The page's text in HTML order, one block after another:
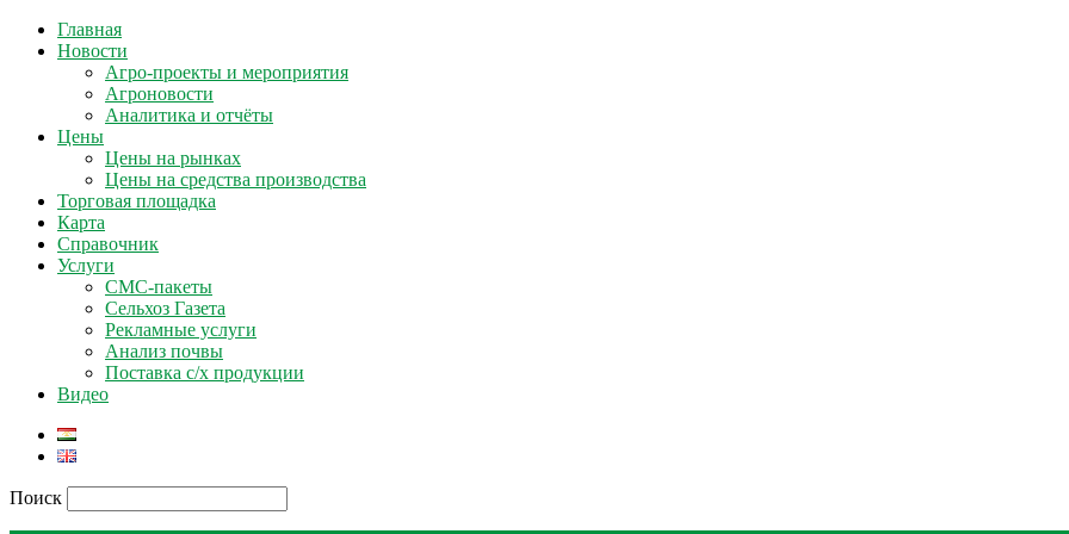
Главная
Новости
Агро-проекты и мероприятия
Агроновости
Аналитика и отчёты
Цены
Цены на рынках
Цены на средства производства
Торговая площадка
Карта
Справочник
Услуги
СМС-пакеты
Сельхоз Газета
Рекламные услуги
Анализ почвы
Поставка с/х продукции
Видео
Поиск